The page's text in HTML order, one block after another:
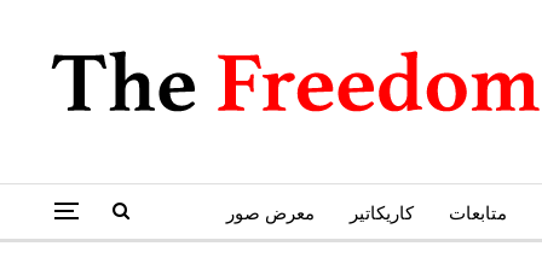
متابعات كاريكاتير معرض صور